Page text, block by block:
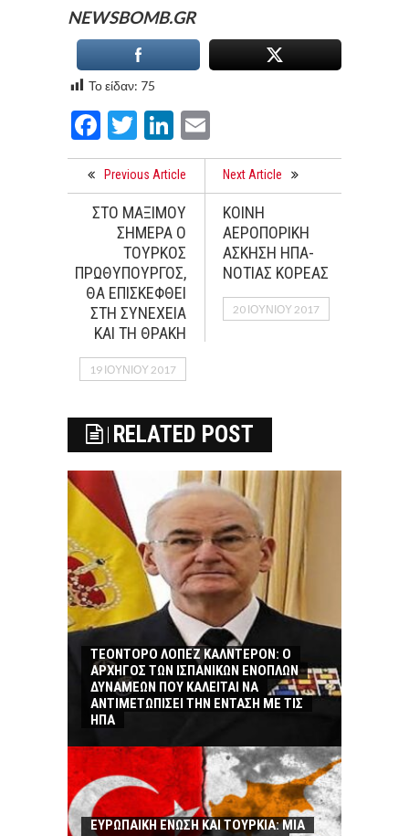
NEWSBOMB.GR
Το είδαν: 75
Facebook
TwitterLinkedIn
Previous Article
ΣΤΟ ΜΑΞΙΜΟΥ
ΣΗΜΕΡΑ Ο
ΤΟΥΡΚΟΣ
ΠΡΩΘΥΠΟΥΡΓΟΣ,
ΘΑ ΕΠΙΣΚΕΦΘΕΙ
ΣΤΗ ΣΥΝΕΧΕΙΑ
ΚΑΙ ΤΗ ΘΡΑΚΗ
19 ΙΟΥΝΊΟΥ 2017
Next Article
ΚΟΙΝΗ
ΑΕΡΟΠΟΡΙΚΗ
ΑΣΚΗΣΗ ΗΠΑ-
ΝΟΤΙΑΣ ΚΟΡΕΑΣ
20 ΙΟΥΝΊΟΥ 2017
RELATED POST
ΤΕΟΝΤΟΡΟ ΛΟΠΕΖ ΚΑΛΝΤΕΡΟΝ: O
ΑΡΧΗΓΟΣ ΤΩΝ ΙΣΠΑΝΙΚΩΝ ΕΝΟΠΛΩΝ
ΔΥΝΑΜΕΩΝ ΠΟΥ ΚΑΛΕΙΤΑΙ ΝΑ
ΑΝΤΙΜΕΤΩΠΙΣΕΙ ΤΗΝ ΕΝΤΑΣΗ ΜΕ ΤΙΣ
ΗΠΑ
ΕΥΡΩΠΑΙΚΗ ΕΝΩΣΗ ΚΑΙ ΤΟΥΡΚΙΑ: ΜΙΑ